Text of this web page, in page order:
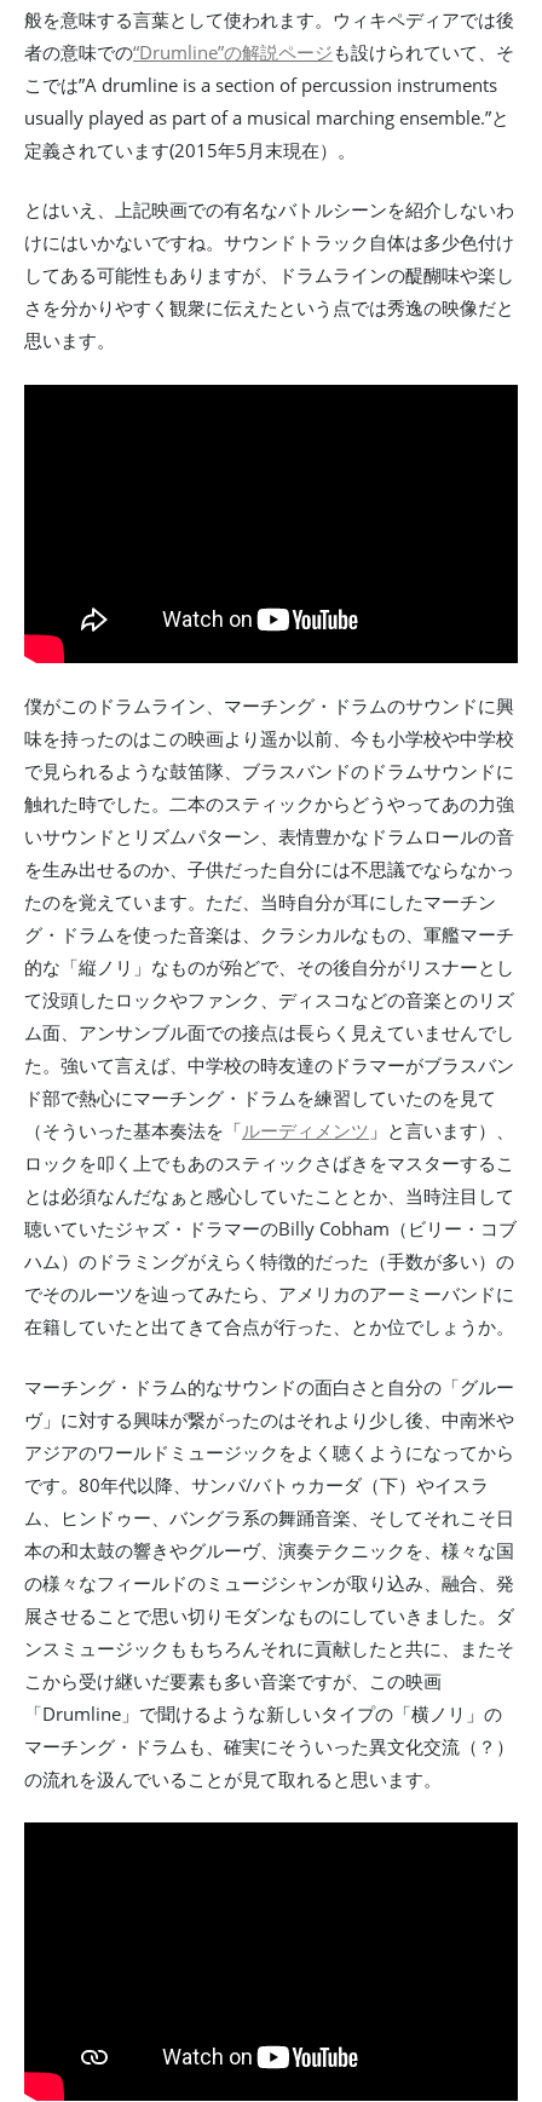
般を意味する言葉として使われます。ウィキペディアでは後
者の意味での“Drumline”の解説ページ も設けられていて、そ
こでは”A drumline is a section of percussion instruments
usually played as part of a musical marching ensemble.”と
定義されています(2015年5月末現在）。
とはいえ、上記映画での有名なバトルシーンを紹介しないわ
けにはいかないですね。サウンドトラック自体は多少色付け
してある可能性もありますが、ドラムラインの醍醐味や楽し
さを分かりやすく観衆に伝えたという点では秀逸の映像だと
思います。
僕がこのドラムライン、マーチング・ドラムのサウンドに興
味を持ったのはこの映画より遥か以前、今も小学校や中学校
で見られるような鼓笛隊、ブラスバンドのドラムサウンドに
触れた時でした。二本のスティックからどうやってあの力強
いサウンドとリズムパターン、表情豊かなドラムロールの音
を生み出せるのか、子供だった自分には不思議でならなかっ
たのを覚えています。ただ、当時自分が耳にしたマーチン
グ・ドラムを使った音楽は、クラシカルなもの、軍艦マーチ
的な「縦ノリ」なものが殆どで、その後自分がリスナーとし
て没頭したロックやファンク、ディスコなどの音楽とのリズ
ム面、アンサンブル面での接点は長らく見えていませんでし
た。強いて言えば、中学校の時友達のドラマーがブラスバン
ド部で熱心にマーチング・ドラムを練習していたのを見て
（そういった基本奏法を「ルーディメンツ 」と言います）、
ロックを叩く上でもあのスティックさばきをマスターするこ
とは必須なんだなぁと感心していたこととか、当時注目して
聴いていたジャズ・ドラマーのBilly Cobham（ビリー・コブ
ハム）のドラミングがえらく特徴的だった（手数が多い）の
でそのルーツを辿ってみたら、アメリカのアーミーバンドに
在籍していたと出てきて合点が行った、とか位でしょうか。
マーチング・ドラム的なサウンドの面白さと自分の「グルー
ヴ」に対する興味が繋がったのはそれより少し後、中南米や
アジアのワールドミュージックをよく聴くようになってから
です。80年代以降、サンバ/バトゥカーダ（下）やイスラ
ム、ヒンドゥー、バングラ系の舞踊音楽、そしてそれこそ日
本の和太鼓の響きやグルーヴ、演奏テクニックを、様々な国
の様々なフィールドのミュージシャンが取り込み、融合、発
展させることで思い切りモダンなものにしていきました。ダ
ンスミュージックももちろんそれに貢献したと共に、またそ
こから受け継いだ要素も多い音楽ですが、この映画
「Drumline」で聞けるような新しいタイプの「横ノリ」の
マーチング・ドラムも、確実にそういった異文化交流（？）
の流れを汲んでいることが見て取れると思います。